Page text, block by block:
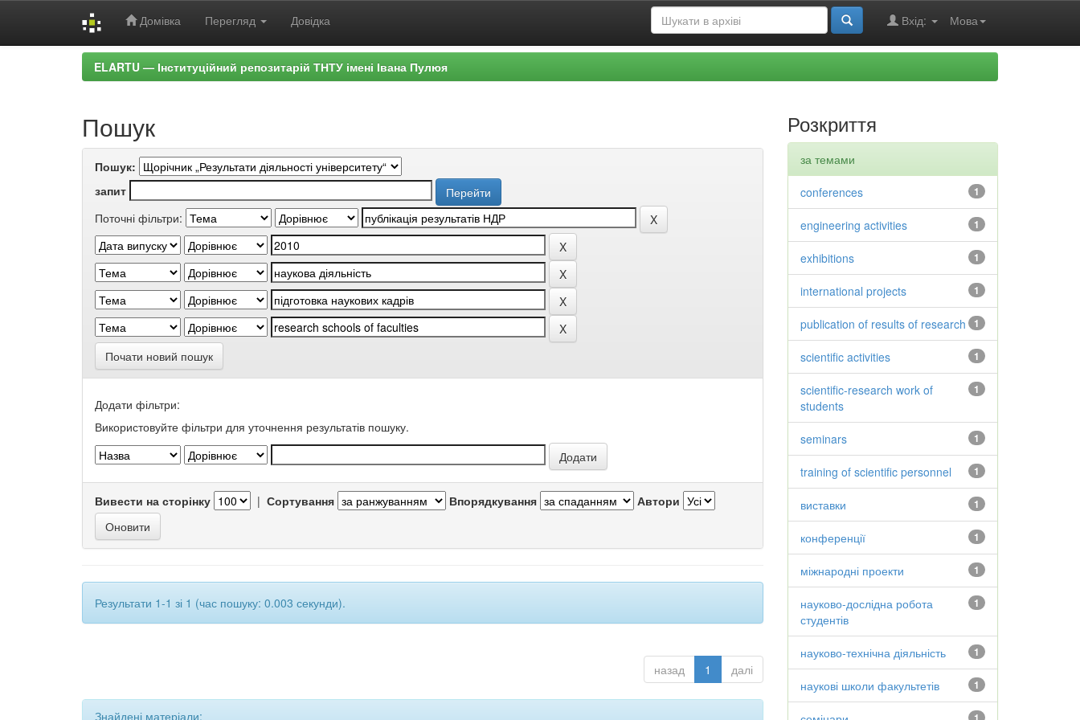
Домівка Перегляд Довідка Мова
Вхід:
ELARTU — Інституційний репозитарій ТНТУ імені Івана Пулюя
Пошук
Пошук:
запит
Поточні фільтри:
Почати новий пошук
Додати фільтри:
Використовуйте фільтри для уточнення результатів пошуку.
Вивести на сторінку | Сортування Впорядкування Автори
Результати 1-1 зі 1 (час пошуку: 0.003 секунди).
назад 1 далі
Знайдені матеріали:
Розкриття
за темами
1
conferences
1
engineering activities
1
exhibitions
1
international projects
1
publication of results of research
1
scientific activities
1
scientific-research work of
students
1
seminars
1
training of scientific personnel
1
виставки
1
конференції
1
міжнародні проекти
1
науково-дослідна робота
студентів
1
науково-технічна діяльність
1
наукові школи факультетів